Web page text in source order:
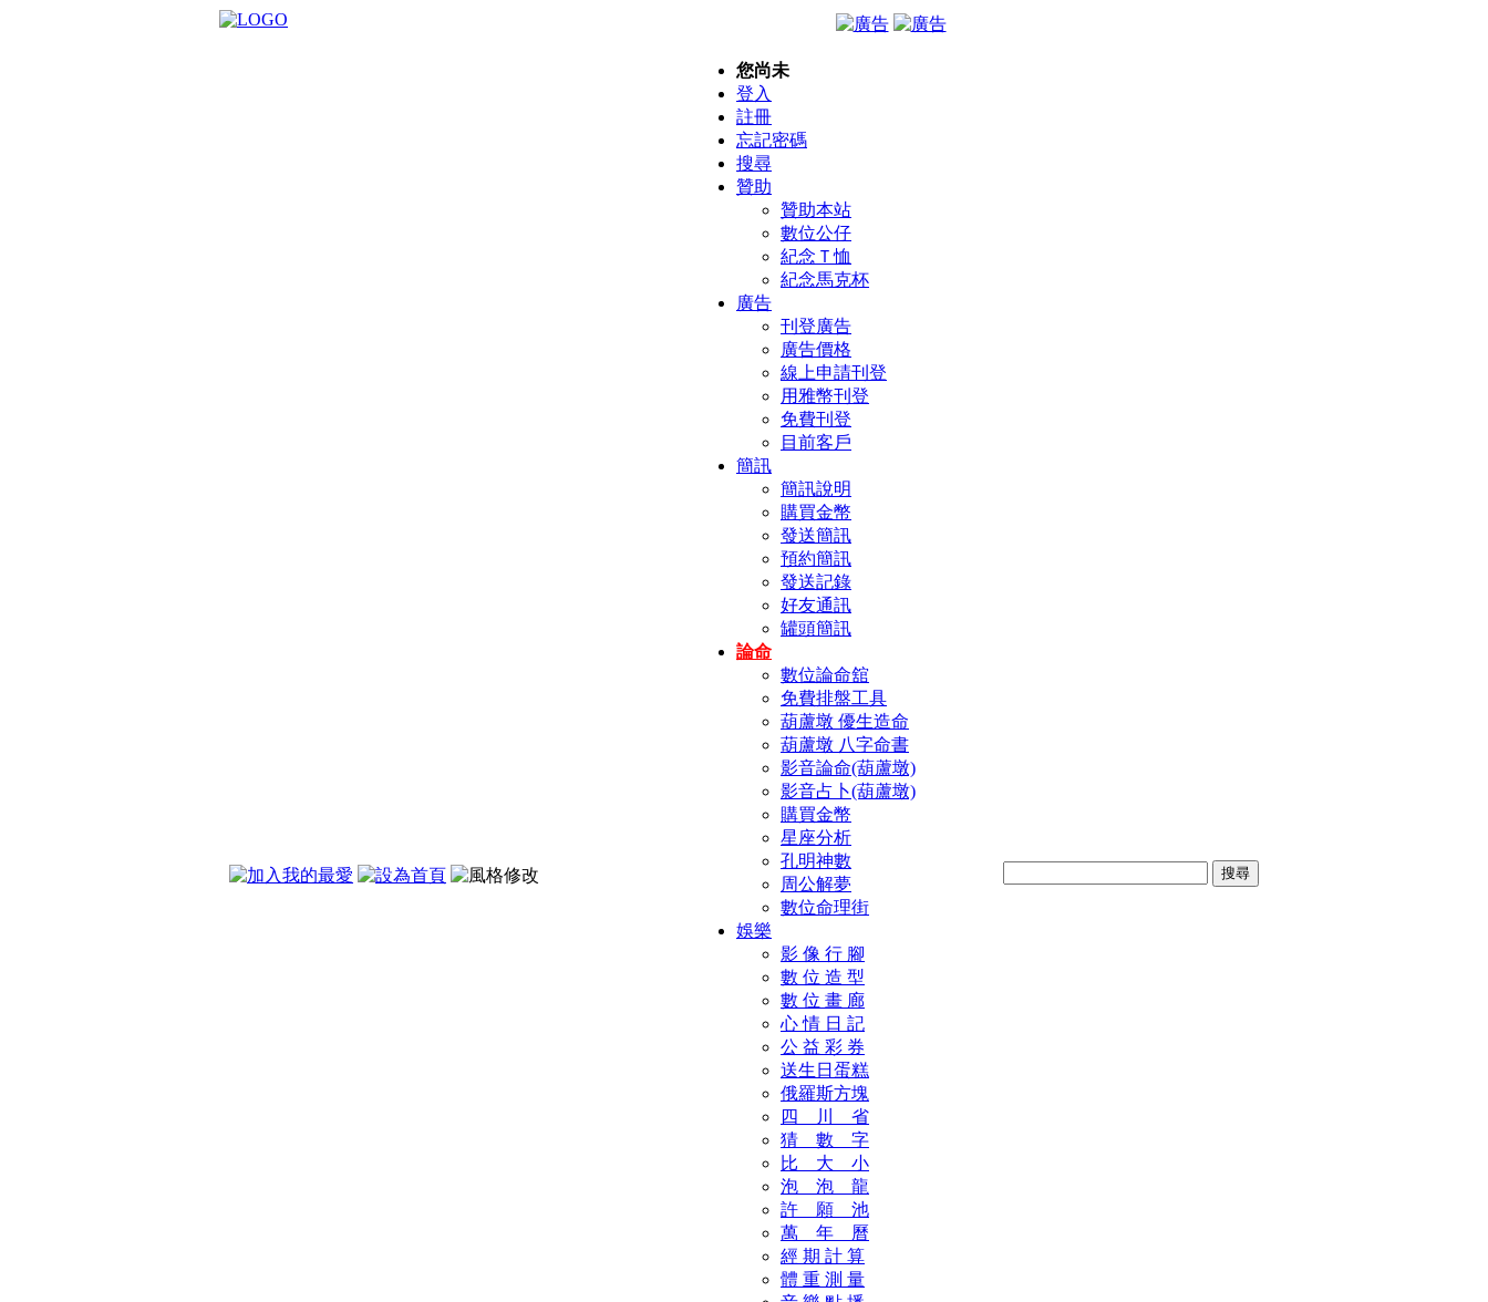
您尚未
登入
註冊
忘記密碼
搜尋
贊助
贊助本站
數位公仔
紀念Ｔ恤
紀念馬克杯
廣告
刊登廣告
廣告價格
線上申請刊登
用雅幣刊登
免費刊登
目前客戶
簡訊
簡訊說明
購買金幣
發送簡訊
預約簡訊
發送記錄
好友通訊
罐頭簡訊
論命
數位論命舘
免費排盤工具
葫蘆墩 優生造命
葫蘆墩 八字命書
影音論命(葫蘆墩)
影音占卜(葫蘆墩)
購買金幣
星座分析
孔明神數
周公解夢
數位命理街
娛樂
影 像 行 腳
數 位 造 型
數 位 畫 廊
心 情 日 記
公 益 彩 券
送生日蛋糕
俄羅斯方塊
四 川 省
猜 數 字
比 大 小
泡 泡 龍
許 願 池
萬 年 曆
經 期 計 算
體 重 測 量